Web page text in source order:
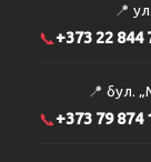
📍
📞+373 22 844
📍 бул.
📞+373 79 874